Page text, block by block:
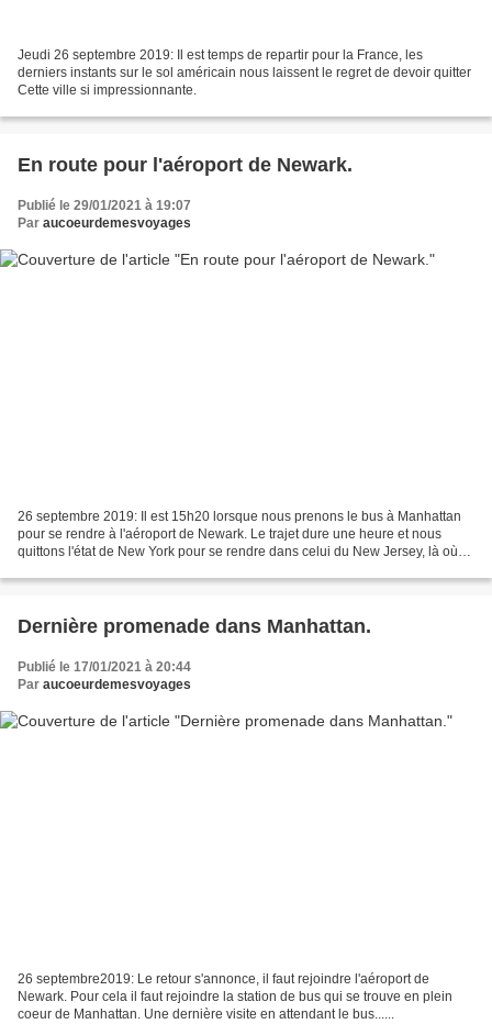
Jeudi 26 septembre 2019: Il est temps de repartir pour la France, les
derniers instants sur le sol américain nous laissent le regret de devoir quitter
Cette ville si impressionnante.
En route pour l'aéroport de Newark.
Publié le 29/01/2021 à 19:07
Par aucoeurdemesvoyages
26 septembre 2019: Il est 15h20 lorsque nous prenons le bus à Manhattan
pour se rendre à l'aéroport de Newark. Le trajet dure une heure et nous
quittons l'état de New York pour se rendre dans celui du New Jersey, là où
Dernière promenade dans Manhattan.
Publié le 17/01/2021 à 20:44
Par aucoeurdemesvoyages
26 septembre2019: Le retour s'annonce, il faut rejoindre l'aéroport de
Newark. Pour cela il faut rejoindre la station de bus qui se trouve en plein
coeur de Manhattan. Une dernière visite en attendant le bus......